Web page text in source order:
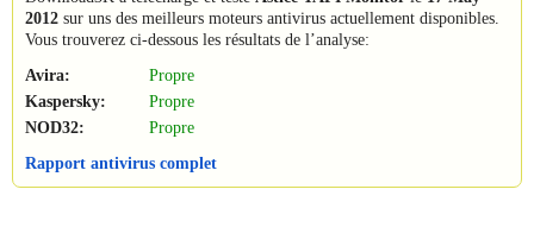
2012 sur uns des meilleurs moteurs antivirus actuellement disponibles.
Vous trouverez ci-dessous les résultats de l’analyse:
Avira:
Propre
Kaspersky:
Propre
NOD32:
Propre
Rapport antivirus complet